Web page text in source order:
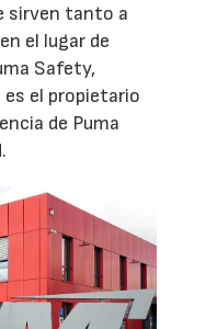
sirven tanto a
el lugar de
Safety,
el propietario
de Puma